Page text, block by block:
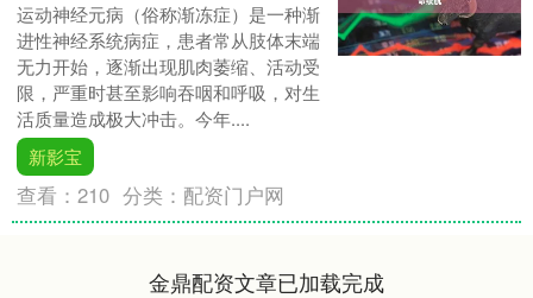
运动神经元病（俗称渐冻症）是一种渐
进性神经系统病症，患者常从肢体末端
无力开始，逐渐出现肌肉萎缩、活动受
限，严重时甚至影响吞咽和呼吸，对生
活质量造成极大冲击。今年....
新影宝
查看：210 分类： 配资门户网
金鼎配资文章已加载完成